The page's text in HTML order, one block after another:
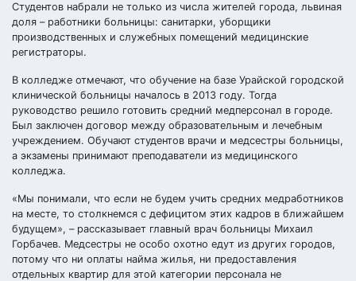
Студентов набрали не только из числа жителей города, львиная
доля – работники больницы: санитарки, уборщики
производственных и служебных помещений медицинские
регистраторы.
В колледже отмечают, что обучение на базе Урайской городской
клинической больницы началось в 2013 году. Тогда
руководство решило готовить средний медперсонал в городе.
Был заключен договор между образовательным и лечебным
учреждением. Обучают студентов врачи и медсестры больницы,
а экзамены принимают преподаватели из медицинского
колледжа.
«Мы понимали, что если не будем учить средних медработников
на месте, то столкнемся с дефицитом этих кадров в ближайшем
будущем», – рассказывает главный врач больницы Михаил
Горбачев. Медсестры не особо охотно едут из других городов,
потому что ни оплаты найма жилья, ни предоставления
отдельных квартир для этой категории персонала не